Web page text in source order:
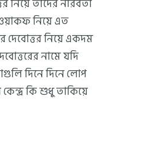
নিয়ে তাদের নীরবতা
নিয়ে এত
দেবোত্তর নিয়ে একদম
নামে যদি
দিনে দিনে লোপ
কি শুধু তাকিয়ে